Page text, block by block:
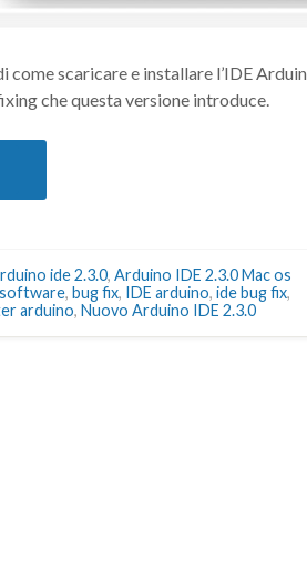
scaricare e installare l’IDE
che questa versione introduce.
ide 2.3.0, Arduino IDE 2.3.0 Mac os
, bug fix, IDE arduino, ide bug fix,
arduino, Nuovo Arduino IDE 2.3.0